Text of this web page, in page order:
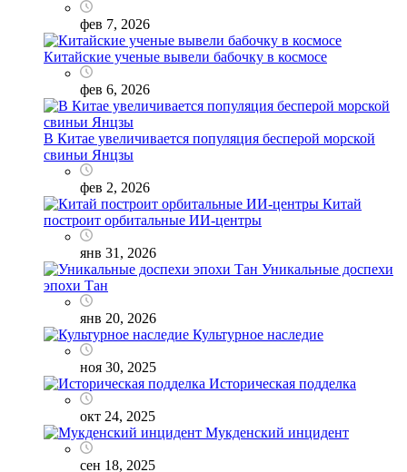
фев 7, 2026
Китайские ученые вывели бабочку в космосе
фев 6, 2026
В Китае увеличивается популяция бесперой морской
свиньи Янцзы
фев 2, 2026
Китай
построит орбитальные ИИ-центры
янв 31, 2026
Уникальные доспехи
эпохи Тан
янв 20, 2026
Культурное наследие
ноя 30, 2025
Историческая подделка
окт 24, 2025
Мукденский инцидент
сен 18, 2025